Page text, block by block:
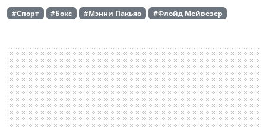
#Спорт #Бокс #Мэнни Пакьяо #Флойд Мейвезер